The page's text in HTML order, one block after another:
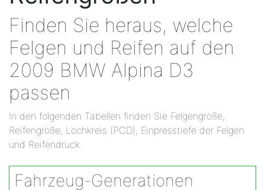
Finden Sie heraus, welche
Felgen und Reifen auf den
2009 BMW Alpina D3
passen
In den folgenden Tabellen finden Sie Felgengröße,
Reifengröße, Lochkreis (PCD), Einpresstiefe der Felgen
und Reifendruck.
Fahrzeug-Generationen